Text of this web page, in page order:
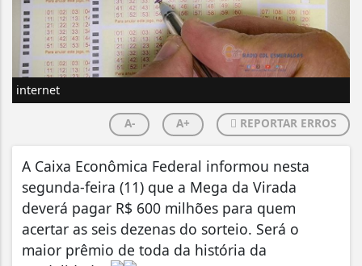
internet
A- A+ REPORTAR ERROS
A Caixa Econômica Federal informou nesta
segunda-feira (11) que a Mega da Virada
deverá pagar R$ 600 milhões para quem
acertar as seis dezenas do sorteio. Será o
maior prêmio de toda da história da